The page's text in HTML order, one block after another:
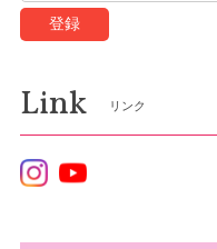
登録
Link リンク